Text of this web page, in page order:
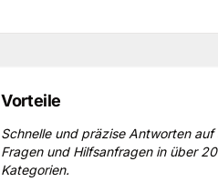
Vorteile
Schnelle und präzise Antworten auf
Fragen und Hilfsanfragen in über
Kategorien.